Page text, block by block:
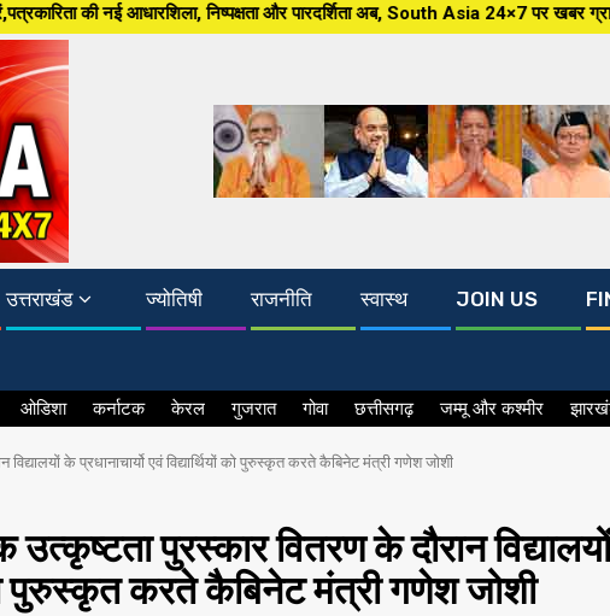
निष्पक्षता और पारदर्शिता अब, South Asia 24×7 पर खबर ग्राउंड जीरो से,
उत्तराखंड ज्योतिषी राजनीति स्वास्थ JOIN US
ओडिशा कर्नाटक केरल गुजरात गोवा छत्तीसगढ़ जम्मू और कश्मीर
के प्रधानाचार्यो एवं विद्यार्थियों को पुरुस्कृत करते कैबिनेट मंत्री गणेश जोशी
उत्कृष्टता पुरस्कार वितरण के दौरान विद्यालयों
को पुरुस्कृत करते कैबिनेट मंत्री गणेश जोशी